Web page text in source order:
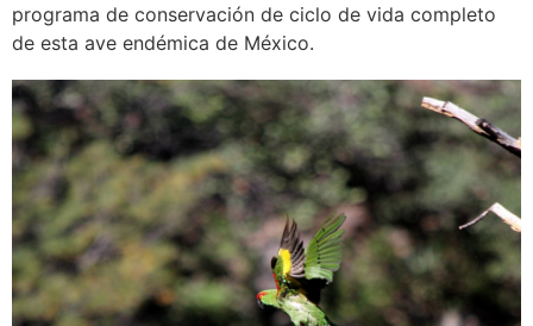
programa de conservación de ciclo de vida completo
de esta ave endémica de México.